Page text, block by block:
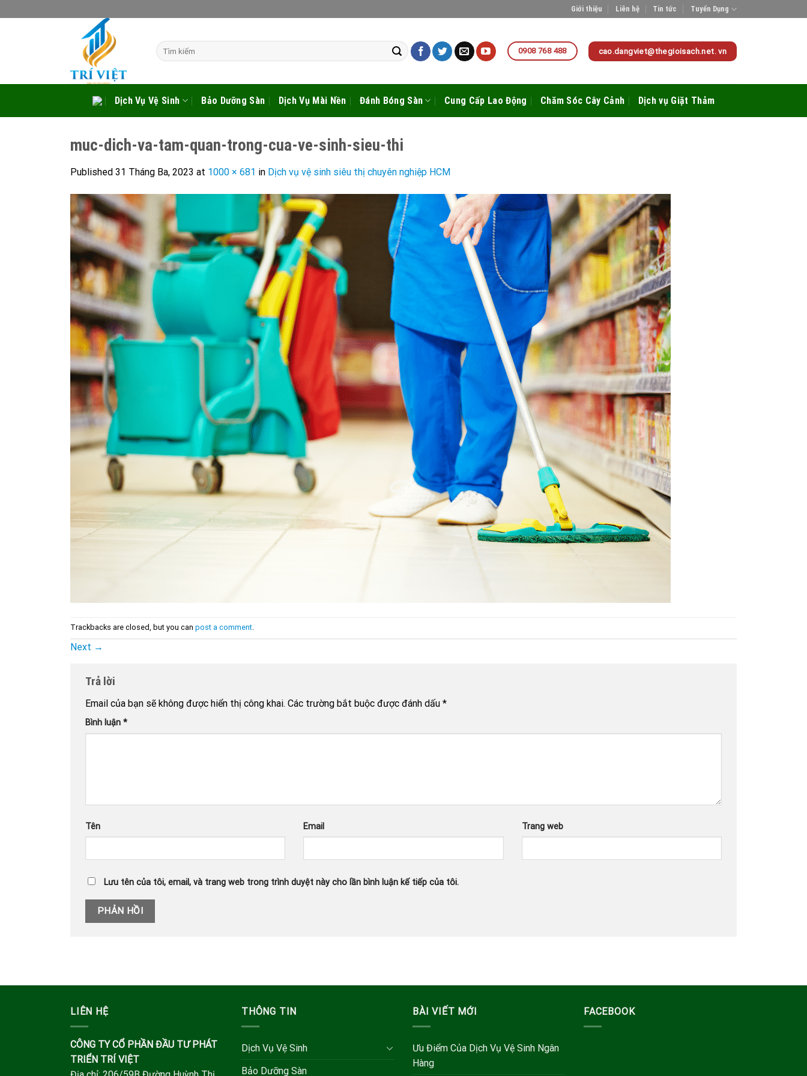
to
Giới thiệu Liên hệ Tin tức Tuyển Dụng
Tìm
kiếm:
0908 768 488 cao.dangviet@thegioisach.net. vn
Dịch Vụ Vệ Sinh Bảo Dưỡng Sàn Dịch Vụ Mài Nền Đánh Bóng Sàn Cung Cấp Lao Động Chăm Sóc Cây Cảnh Dịch vụ Giặt Thảm
muc-dich-va-tam-quan-trong-cua-ve-sinh-sieu-thi
Published 31 Tháng Ba, 2023 at 1000 × 681 in Dịch vụ vệ sinh siêu thị chuyên nghiệp HCM
Trackbacks are closed, but you can post a comment
Next →
Trả lời
Email của bạn sẽ không được hiển thị công khai. Các trường bắt buộc được đánh dấu *
Bình luận *
Tên Email Trang web
Lưu tên của tôi, email, và trang web trong trình duyệt này cho lần bình luận kế tiếp của tôi.
LIÊN HỆ
CÔNG TY CỔ PHẦN ĐẦU TƯ PHÁT
TRIỂN TRÍ VIỆT
THÔNG TIN
Dịch Vụ Vệ Sinh
Bảo Dưỡng Sàn
BÀI VIẾT MỚI
Ưu Điểm Của Dịch Vụ Vệ Sinh Ngân
Hàng
FACEBOOK